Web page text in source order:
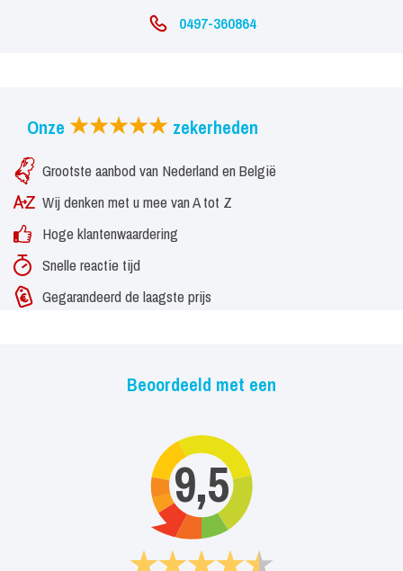
0497-360864
Onze zekerheden
Grootste aanbod van Nederland en België
Wij denken met u mee van A tot Z
Hoge klantenwaardering
Snelle reactie tijd
Gegarandeerd de laagste prijs
Beoordeeld met een
9,5